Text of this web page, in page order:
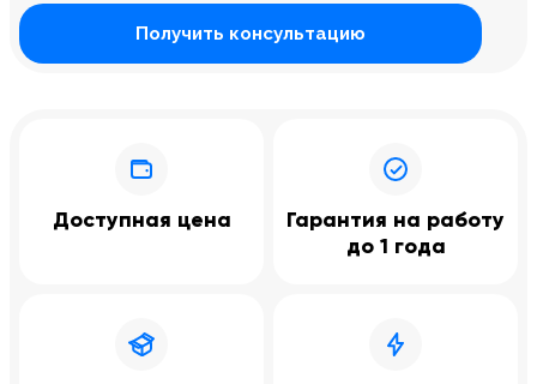
Получить консультацию
Доступная цена
Гарантия на работу
до 1 года